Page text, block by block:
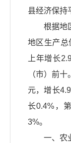
县经济保持
根据地
地区生产总
上年增长
（市）前
元，增长
长0.4%，
3%。
一、农